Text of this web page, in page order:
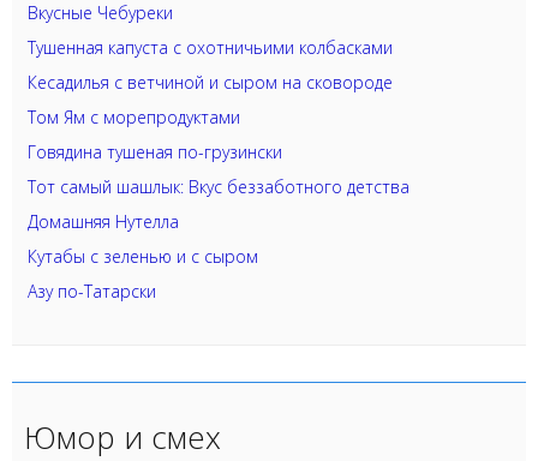
Вкусные Чебуреки
Тушенная капуста с охотничьими колбасками
Кесадилья с ветчиной и сыром на сковороде
Том Ям с морепродуктами
Говядина тушеная по-грузински
Тот самый шашлык: Вкус беззаботного детства
Домашняя Нутелла
Кутабы с зеленью и с сыром
Азу по-Татарски
Юмор и смех